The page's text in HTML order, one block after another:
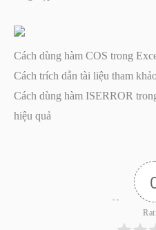
Cách dùng hàm COS trong
Cách trích dẫn tài liệu tham
Cách dùng hàm ISERROR
hiệu quả